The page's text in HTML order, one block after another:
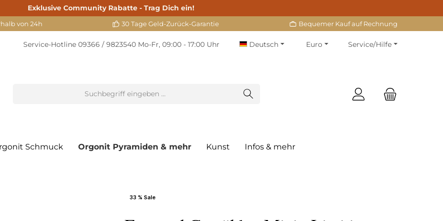
Exklusive Community Rabatte - Trag Dich ein!
von 24h 30 Tage Geld-Zurück-Garantie Bequemer Kauf auf Rechnung
Service-Hotline 09366 / 9823540 Mo-Fr, 09:00 - 17:00 Uhr Deutsch Euro Service/Hilfe
Schmuck Orgonit Pyramiden & mehr Kunst Infos & mehr
33 % Sale